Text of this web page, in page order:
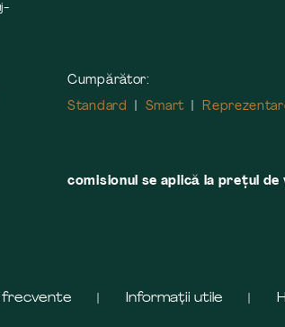
Cumpărător:
Standard
Smart
comisionul se aplică la preţul
frecvente Informații utile